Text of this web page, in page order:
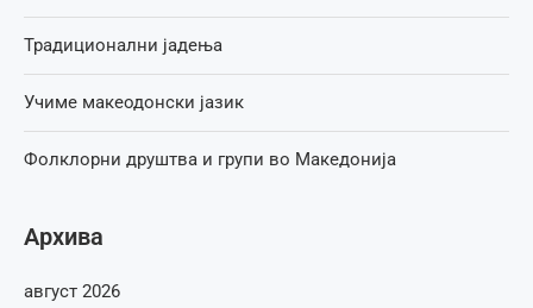
Традиционални јадења
Учиме макеодонски јазик
Фолклорни друштва и групи во Македонија
Архива
август 2026